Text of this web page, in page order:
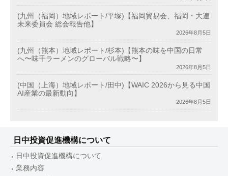
(九州（福岡）地域レポート/平塚)【福岡貿易会、福岡・大連
未来委員会 総会報告他】
2026年8月5日
(九州（熊本）地域レポート/杉本)【熊本の味を中国の日常
へ〜味千ラーメンのグローバル戦略〜】
2026年8月5日
(中国（上海）地域レポート/田中)【WAIC 2026から見る中国
AI産業の最新動向】
2026年8月5日
日中投資促進機構について
日中投資促進機構について
業務内容